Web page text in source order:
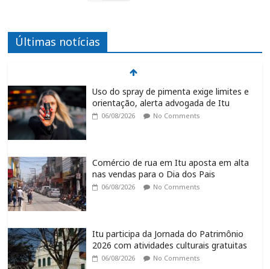
Últimas notícias
Uso do spray de pimenta exige limites e
orientação, alerta advogada de Itu
06/08/2026 No Comments
Comércio de rua em Itu aposta em alta
nas vendas para o Dia dos Pais
06/08/2026 No Comments
Itu participa da Jornada do Patrimônio
2026 com atividades culturais gratuitas
06/08/2026 No Comments